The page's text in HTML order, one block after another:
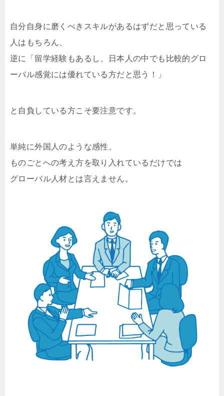
自分自身に磨くべきスキルがあるはずだと思っている
人はもちろん、
逆に「留学経験もあるし、日本人の中でも比較的グロ
ーバル感覚には優れている方だと思う！」
と自負している方こそ要注意です。
単純に外国人のような感性、
ものごとへの考え方を取り入れているだけでは
グローバル人材とは言えません。